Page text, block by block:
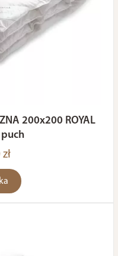
200x200 ROYAL
puch